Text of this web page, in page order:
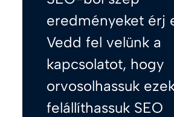
eredményeket érj
Vedd fel velünk a
kapcsolatot, hogy
orvosolhassuk
felállíthassuk SEO